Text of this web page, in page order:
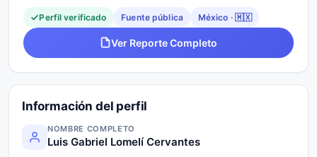
Perfil verificado Fuente pública México · 🇲🇽
Ver Reporte Completo
Información del perfil
NOMBRE COMPLETO
Luis Gabriel Lomelí Cervantes